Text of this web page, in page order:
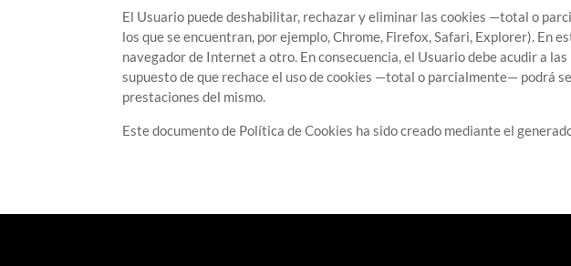
El Usuario puede deshabilitar, rechazar y eliminar las cookies —total o
los que se encuentran, por ejemplo, Chrome, Firefox, Safari, Explorer). En
navegador de Internet a otro. En consecuencia, el Usuario debe acudir a
supuesto de que rechace el uso de cookies —total o parcialmente— podrá
prestaciones del mismo.
Este documento de Política de Cookies ha sido creado mediante el